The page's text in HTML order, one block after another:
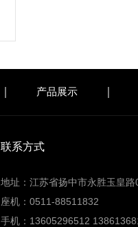
产品展示
联系方式
地址：江苏省扬中市永胜玉皇路
座机：0511-88511832
手机：13605296512